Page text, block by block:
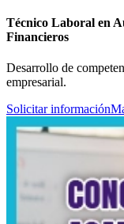
Técnico Laboral en
Financieros
Desarrollo de
empresarial.
Solicitar información